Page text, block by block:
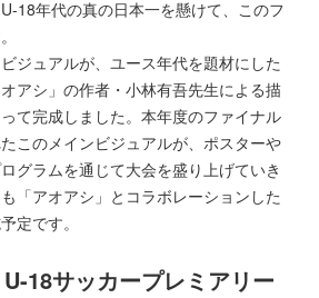
18年代の真の日本一を懸けて、このフ
ジュアルが、ユース年代を題材にした
アシ」の作者・小林有吾先生による描
て完成しました。本年度のファイナル
このメインビジュアルが、ポスターや
グラムを通じて大会を盛り上げていき
「アオアシ」とコラボレーションした
定です。
18サッカープレミアリー